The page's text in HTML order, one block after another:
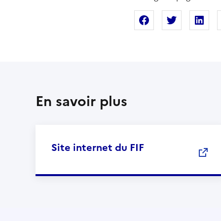
Partager surPartager
En savoir plus
Site internet du FIF